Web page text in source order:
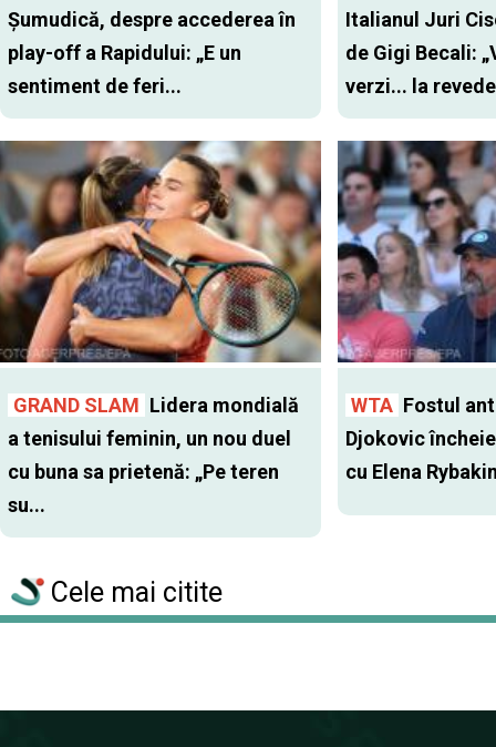
Șumudică, despre accederea în
play-off a Rapidului: „E un
sentiment de feri...
Italianul Juri
de Gigi Becali:
verzi... la
GRAND SLAM Lidera mondială
a tenisului feminin, un nou duel
cu buna sa prietenă: „Pe teren
su...
WTA Fostul
Djokovic
cu Elena
Cele mai citite